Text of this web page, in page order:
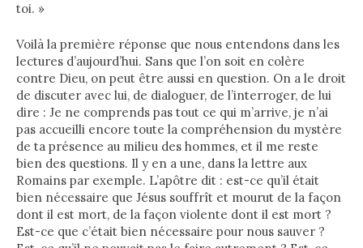
toi. »
Voilà la première réponse que nous entendons dans les
lectures d’aujourd’hui. Sans que l’on soit en colère
contre Dieu, on peut être aussi en question. On a le droit
de discuter avec lui, de dialoguer, de l’interroger, de lui
dire : Je ne comprends pas tout ce qui m’arrive, je n’ai
pas accueilli encore toute la compréhension du mystère
de ta présence au milieu des hommes, et il me reste
bien des questions. Il y en a une, dans la lettre aux
Romains par exemple. L’apôtre dit : est-ce qu’il était
bien nécessaire que Jésus souffrît et mourut de la façon
dont il est mort, de la façon violente dont il est mort ?
Est-ce que c’était bien nécessaire pour nous sauver ?